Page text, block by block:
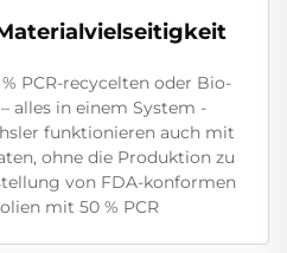
PCR-recycelten oder Bio-
alles in einem System -
funktionieren auch mit
ohne die Produktion zu
von FDA-konformen
mit 50 % PCR